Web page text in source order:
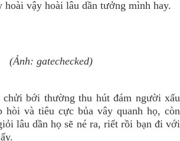
vậy hoài lâu dần tưởng mình hay.
(Ảnh: gatechecked)
bới thường thu hút đám người xấu
hòi và tiêu cực bủa vây quanh họ, còn
lâu dần họ sẽ né ra, riết rồi bạn đi với